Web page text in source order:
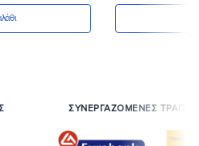
ΣΥΝΕΡΓΑΖΟΜΕΝΕΣ